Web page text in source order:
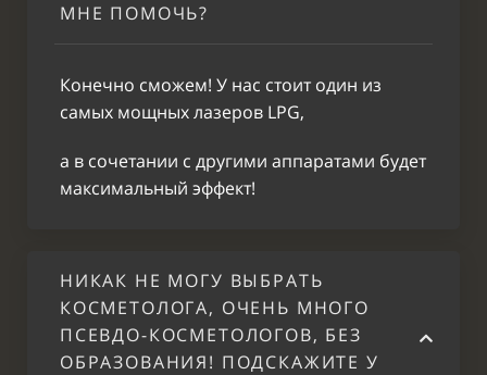
МНЕ ПОМОЧЬ?
Конечно сможем! У нас стоит один из
самых мощных лазеров LPG,
а в сочетании с другими аппаратами будет
максимальный эффект!
НИКАК НЕ МОГУ ВЫБРАТЬ
КОСМЕТОЛОГА, ОЧЕНЬ МНОГО
ПСЕВДО-КОСМЕТОЛОГОВ, БЕЗ
ОБРАЗОВАНИЯ! ПОДСКАЖИТЕ У